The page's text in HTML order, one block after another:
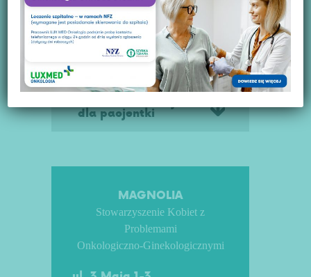
Dieta a nowotwór
Rak jajnika
dla pacjentki
MAGNOLIA
Stowarzyszenie Kobiet z
Problemami
Onkologiczno-Ginekologicznymi